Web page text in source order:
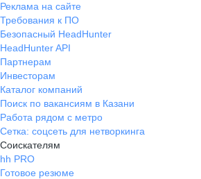
Реклама на сайте
Требования к ПО
Безопасный HeadHunter
HeadHunter API
Партнерам
Инвесторам
Каталог компаний
Поиск по вакансиям в Казани
Работа рядом с метро
Сетка: соцсеть для нетворкинга
Соискателям
hh PRO
Готовое резюме